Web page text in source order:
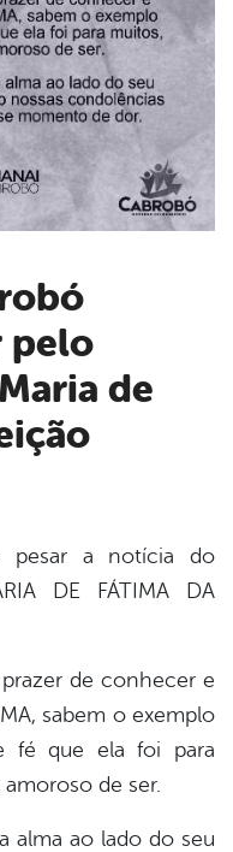
pelo
de
pesar a notícia do
DE FÁTIMA DA
de conhecer e
sabem o exemplo
fé que ela foi para
de ser.
alma ao lado do seu